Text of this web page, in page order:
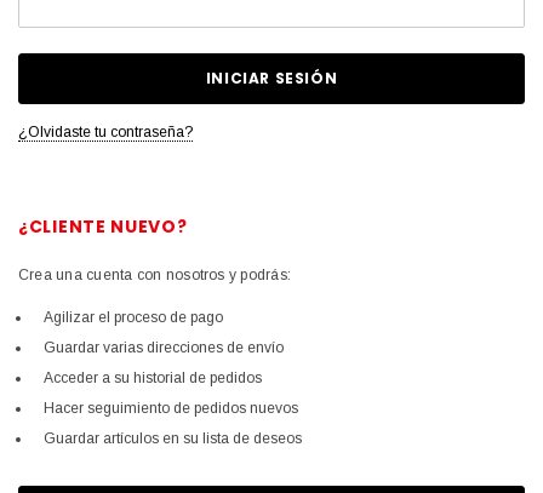
¿Olvidaste tu contraseña?
¿CLIENTE NUEVO?
Crea una cuenta con nosotros y podrás:
Agilizar el proceso de pago
Guardar varias direcciones de envío
Acceder a su historial de pedidos
Hacer seguimiento de pedidos nuevos
Guardar artículos en su lista de deseos